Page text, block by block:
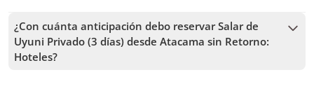
sin Retorno: Hoteles, debes elegir la fecha y seguir los pasos
en el sitio web. En el carrito podrás agregar más tours antes
de confirmar tu reserva.
¿Con cuánta anticipación debo reservar Salar de
Uyuni Privado (3 días) desde Atacama sin Retorno:
Hoteles?